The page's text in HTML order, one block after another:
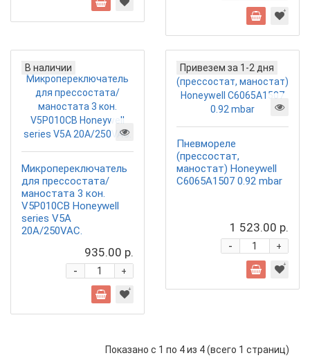
В наличии
Микропереключатель
для прессостата/
маностата 3 кон.
V5P010CB Honeywell
series V5A
20A/250VAC.
935.00 р.
+
-
Привезем за 1-2 дня
Пневмореле
(прессостат,
маностат) Honeywell
C6065A1507 0.92 mbar
1 523.00 р.
+
-
Показано с 1 по 4 из 4 (всего 1 страниц)